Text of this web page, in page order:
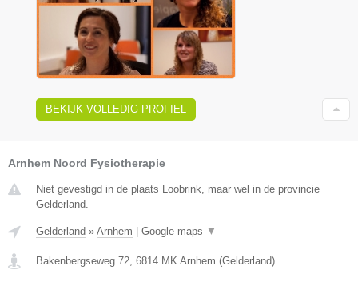
BEKIJK VOLLEDIG PROFIEL
Arnhem Noord Fysiotherapie
Niet gevestigd in de plaats Loobrink, maar wel in de provincie
Gelderland.
Gelderland » Arnhem Google maps ▼
Bakenbergseweg 72 6814 MK Arnhem (Gelderland)